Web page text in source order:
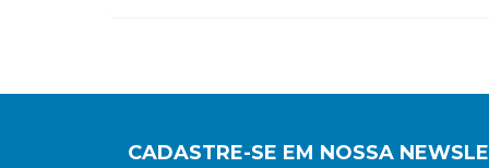
CADASTRE-SE EM NOSSA